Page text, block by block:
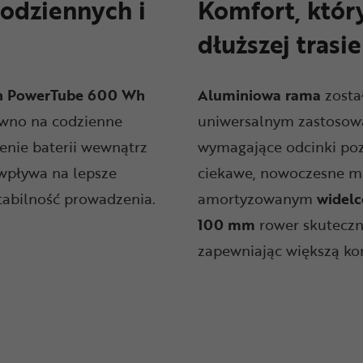
i
600 Wh
na codzienne
baterii wewnątrz
na lepsze
prowadzenia.
Komfort,
dłuższej trasie
Aluminiowa rama
uniwersalnym
wymagające odcinki
ciekawe, nowoczesne
amortyzowanym
100 mm rower
zapewniając większą